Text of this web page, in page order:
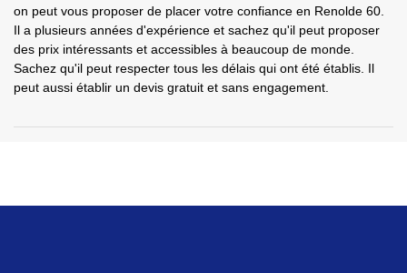
on peut vous proposer de placer votre confiance en Renolde 60.
Il a plusieurs années d'expérience et sachez qu'il peut proposer
des prix intéressants et accessibles à beaucoup de monde.
Sachez qu'il peut respecter tous les délais qui ont été établis. Il
peut aussi établir un devis gratuit et sans engagement.